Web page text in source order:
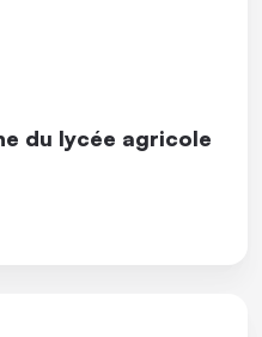
du lycée agricole